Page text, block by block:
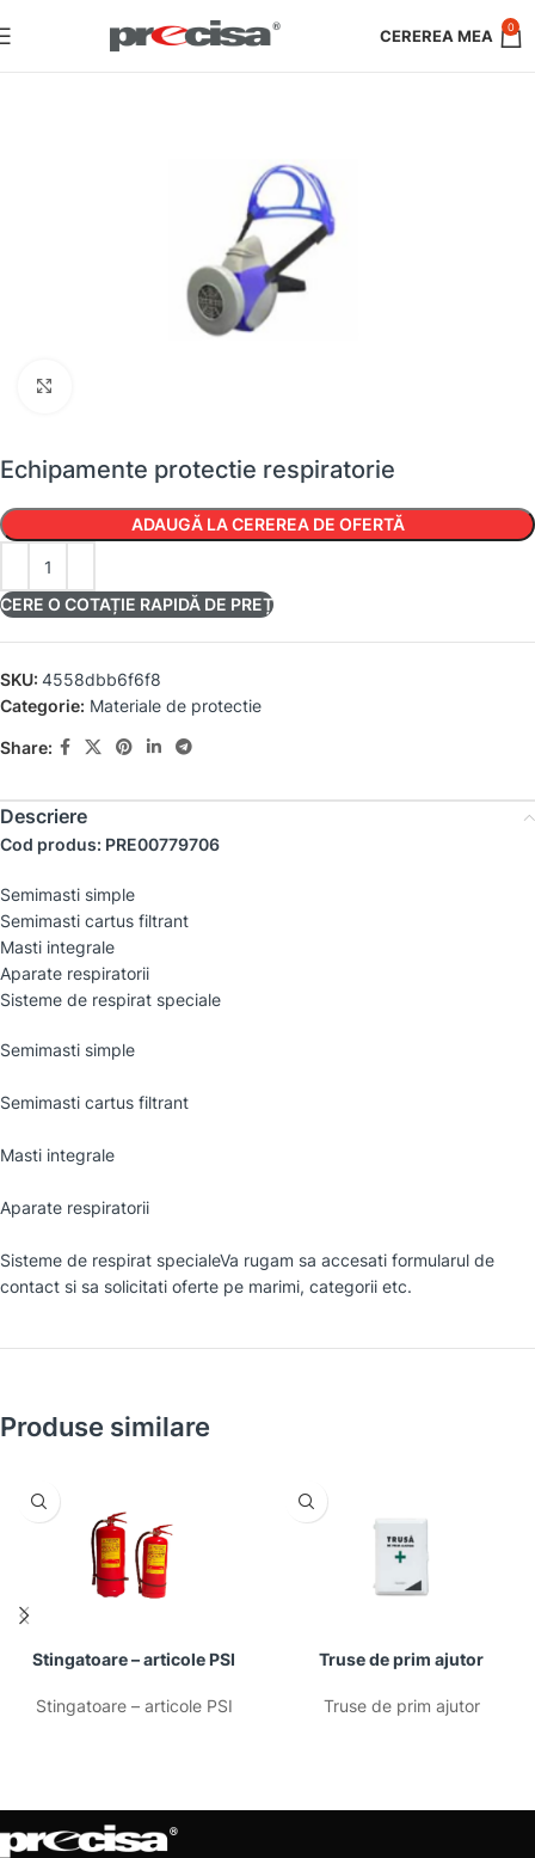
0
Echipamente protectie respiratorie
ADAUGĂ LA CEREREA DE OFERTĂ
CERE O COTAȚIE RAPIDĂ DE PREȚ
SKU: 4558dbb6f6f8
Categorie: Materiale de protectie
Share:
Descriere
Cod produs: PRE00779706
Semimasti simple
Semimasti cartus filtrant
Masti integrale
Aparate respiratorii
Sisteme de respirat speciale
Semimasti simple
Semimasti cartus filtrant
Masti integrale
Aparate respiratorii
Sisteme de respirat specialeVa rugam sa accesati formularul de
contact si sa solicitati oferte pe marimi, categorii etc.
Produse similare
Stingatoare – articole PSI
Stingatoare – articole PSI
Truse de prim ajutor
Truse de prim ajutor